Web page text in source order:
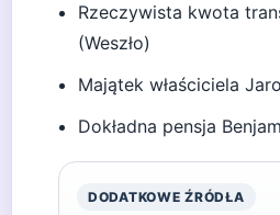
Rzeczywista kwota
(Weszło)
Majątek właściciela
Dokładna pensja
DODATKOWE ŹRÓDŁA